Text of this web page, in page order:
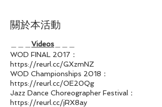
關於本活動
Videos
WOD FINAL 2017：
https://reurl.cc/GXzmNZ
WOD Championships 2018：
https://reurl.cc/OE20Qg
Jazz Dance Choreographer Festival：
https://reurl.cc/jRX8ay